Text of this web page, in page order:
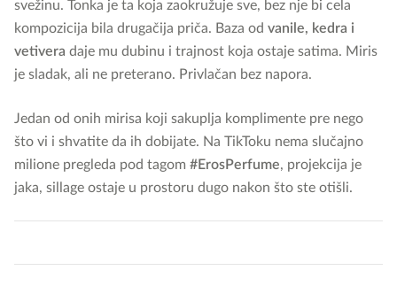
svežinu. Tonka je ta koja zaokružuje sve, bez nje bi cela
kompozicija bila drugačija priča. Baza od vanile, kedra i
vetivera daje mu dubinu i trajnost koja ostaje satima. Miris
je sladak, ali ne preterano. Privlačan bez napora.
Jedan od onih mirisa koji sakuplja komplimente pre nego
što vi i shvatite da ih dobijate. Na TikToku nema slučajno
milione pregleda pod tagom #ErosPerfume, projekcija je
jaka, sillage ostaje u prostoru dugo nakon što ste otišli.